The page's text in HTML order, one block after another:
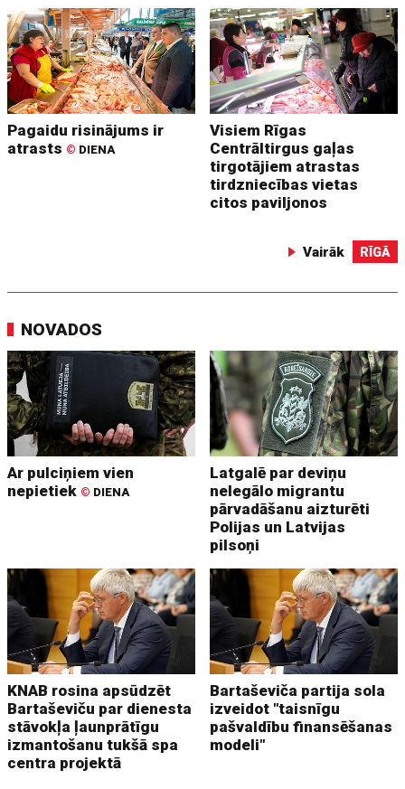
Pagaidu risinājums ir
atrasts © DIENA
Visiem Rīgas
Centrāltirgus gaļas
tirgotājiem atrastas
tirdzniecības vietas
citos paviljonos
Vairāk RĪGĀ
NOVADOS
Ar pulciņiem vien
nepietiek © DIENA
Latgalē par deviņu
nelegālo migrantu
pārvadāšanu aizturēti
Polijas un Latvijas
pilsoņi
KNAB rosina apsūdzēt
Bartaševiču par dienesta
stāvokļa ļaunprātīgu
izmantošanu tukšā spa
centra projektā
Bartaševiča partija sola
izveidot "taisnīgu
pašvaldību finansēšanas
modeli"